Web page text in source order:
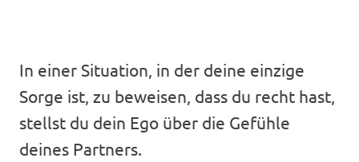
In einer Situation, in der deine einzige
Sorge ist, zu beweisen, dass du recht hast,
stellst du dein Ego über die Gefühle
deines Partners.